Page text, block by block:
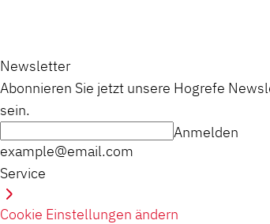
Newsletter
Abonnieren Sie jetzt unsere Hogrefe
sein.
example@email.com
Anmelden
Service
Cookie Einstellungen ändern